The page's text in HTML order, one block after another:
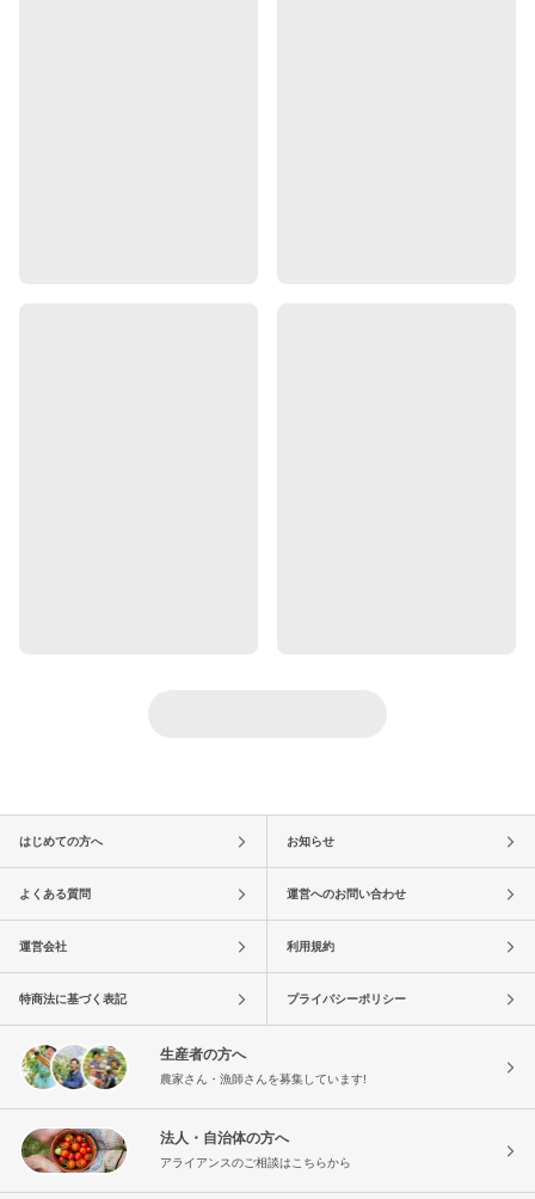
はじめての方へ お知らせ
よくある質問 運営へのお問い合わせ
運営会社 利用規約
特商法に基づく表記 プライバシーポリシー
生産者の方へ
農家さん・漁師さんを募集しています!
法人・自治体の方へ
アライアンスのご相談はこちらから